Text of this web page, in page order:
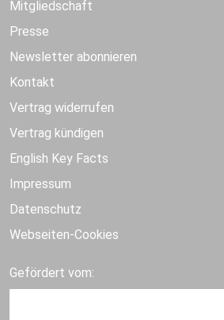
Mitgliedschaft
Presse
Newsletter abonnieren
Kontakt
Vertrag widerrufen
Vertrag kündigen
English Key Facts
Impressum
Datenschutz
Webseiten-Cookies
Gefördert vom: